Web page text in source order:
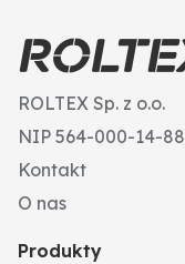
ROLTEX Sp. z o.o.
NIP 564-000-14-88
Kontakt
O nas
Produkty